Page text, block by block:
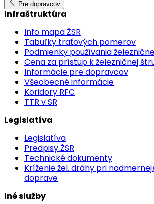
Pre dopravcov
Infraštruktúra
Info mapa ŽSR
Tabuľky traťových pomerov
Podmienky používania
Cena za prístup k železničnej
Informácie pre dopravcov
Všeobecné informácie
Koridory RFC
TTR v SR
Legislatíva
Legislatíva
Predpisy ŽSR
Technické dokumenty
Kríženie žel. dráhy pri
doprave
Iné služby